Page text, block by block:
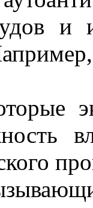
и